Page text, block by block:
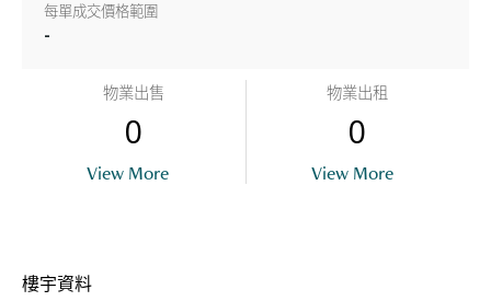
每單成交價格範圍
-
物業出售
0
View More
物業出租
0
View More
樓宇資料